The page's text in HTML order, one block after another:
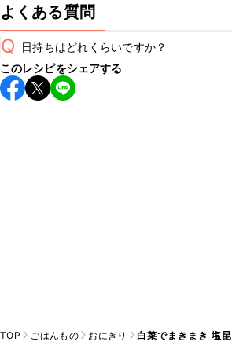
よくある質問
Q 日持ちはどれくらいですか？
保存期間は冷蔵で当日中が目安です。な
し上がりください。
このレシピをシェアする
TOP ごはんもの おにぎり 白菜でまきまき 塩